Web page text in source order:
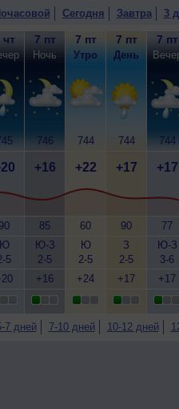
Сегодня Завтра 3
чт
90
Ю
5
7 пт
Ночь
746
+16
85
Ю-З
2-5
+16
7 пт
Утро
744
+22
60
Ю
2-5
+24
7 пт
День
744
+17
90
З
2-5
+17
7 пт
744
+17
77
Ю-З
3-6
+17
7 дней 7-10 дней 10-12 дней